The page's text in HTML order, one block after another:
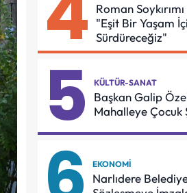
Roman
"Eşit Bir Yaşam
Sürdüreceğiz"
5 KÜLTÜR-SANAT
Başkan Galip
Mahalleye Çocuk
EKONOMI
Narlıdere